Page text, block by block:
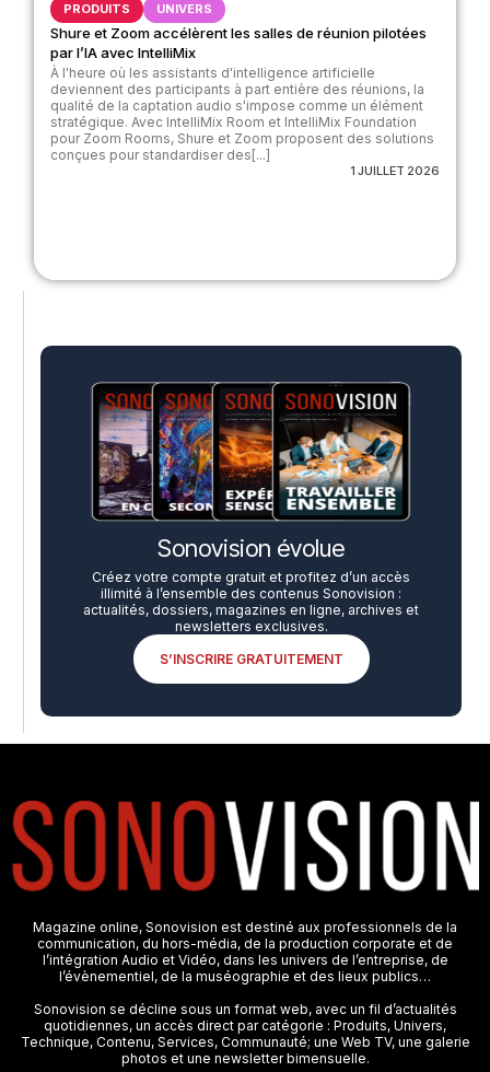
PRODUITS UNIVERS
Shure et Zoom accélèrent les salles de réunion pilotées
par l’IA avec IntelliMix
À l'heure où les assistants d'intelligence artificielle
deviennent des participants à part entière des réunions, la
qualité de la captation audio s'impose comme un élément
stratégique. Avec IntelliMix Room et IntelliMix Foundation
pour Zoom Rooms, Shure et Zoom proposent des solutions
conçues pour standardiser des[...]
1 JUILLET 2026
Sonovision évolue
Créez votre compte gratuit et profitez d’un accès
illimité à l’ensemble des contenus Sonovision :
actualités, dossiers, magazines en ligne, archives et
newsletters exclusives.
S’INSCRIRE GRATUITEMENT
Magazine online, Sonovision est destiné aux professionnels de la
communication, du hors-média, de la production corporate et de
l’intégration Audio et Vidéo, dans les univers de l’entreprise, de
l’évènementiel, de la muséographie et des lieux publics…
Sonovision se décline sous un format web, avec un fil d’actualités
quotidiennes, un accès direct par catégorie : Produits, Univers,
Technique, Contenu, Services, Communauté; une Web TV, une galerie
photos et une newsletter bimensuelle.